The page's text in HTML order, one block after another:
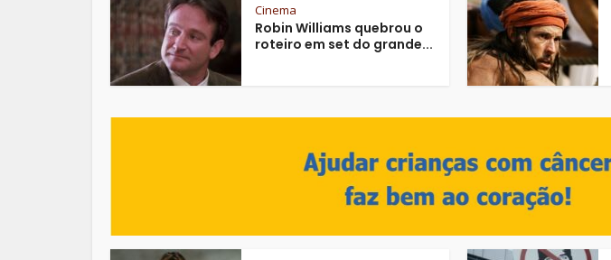
Cinema
Robin Williams quebrou o
roteiro em set do grande...